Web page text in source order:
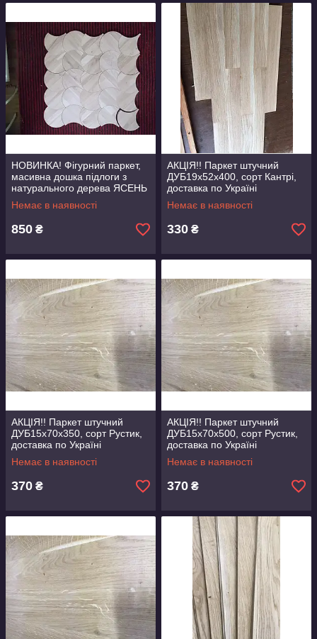
НОВИНКА! Фігурний паркет,
масивна дошка підлоги з
натурального дерева ЯСЕНЬ
Немає в наявності
850 ₴
АКЦІЯ!! Паркет штучний
ДУБ19х52х400, сорт Кантрі,
доставка по Україні
Немає в наявності
330 ₴
АКЦІЯ!! Паркет штучний
ДУБ15х70х350, сорт Рустик,
доставка по Україні
Немає в наявності
370 ₴
АКЦІЯ!! Паркет штучний
ДУБ15х70х500, сорт Рустик,
доставка по Україні
Немає в наявності
370 ₴